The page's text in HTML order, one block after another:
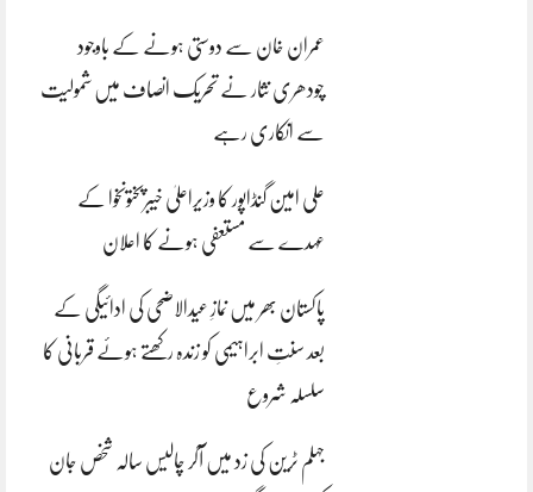
عمران خان سے دوستی ہونے کے باوجود
چودھری نثار نے تحریک انصاف میں شمولیت
سے انکاری رہے
علی امین گنڈاپور کا وزیراعلیٰ خیبرپختونخوا کے
عہدے سے مستعفی ہونے کا اعلان
پاکستان بھر میں نمازِ عیدالاضحی کی ادائیگی کے
بعد سنتِ ابراہیمی کو زندہ رکھتے ہوئے قربانی کا
سلسلہ شروع
جہلم ٹرین کی زد میں آکر چالیس سالہ شخص جان